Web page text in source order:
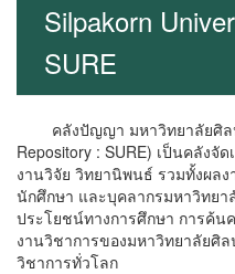
Silpakorn
SURE
คลังปัญญา มหาวิทยาลัยศิลป
Repository : SURE) เป็นคลังจั
งานวิจัย วิทยานิพนธ์ รวมทั้งผล
นักศึกษา และบุคลากรมหาวิทย
ประโยชน์ทางการศึกษา การค้น
งานวิชาการของมหาวิทยาลัยศิ
วิชาการทั่วโลก